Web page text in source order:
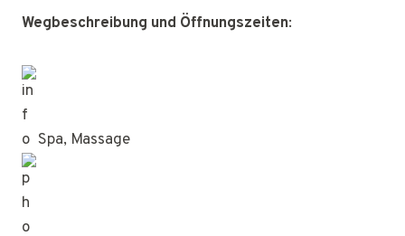
Wegbeschreibung und Öffnungszeiten:
Spa, Massage